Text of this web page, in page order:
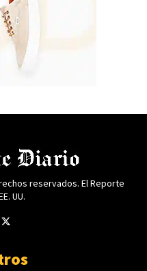
reservados. El Reporte
UU.